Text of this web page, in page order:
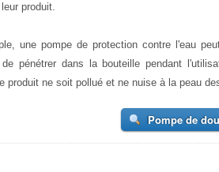
produit.
une pompe de protection contre l'eau
de pénétrer dans la bouteille pendant
produit ne soit pollué et ne nuise à la peau
Pompe de